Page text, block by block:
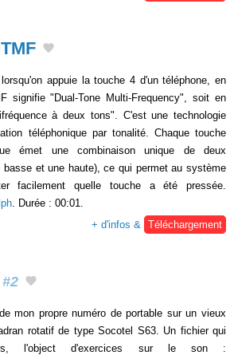
appuie la touche 4 d'un téléphone, en
signifie "Dual-Tone Multi-Frequency", soit en
à deux tons". C'est une technologie
téléphonique par tonalité. Chaque touche
émet une combinaison unique de deux
basse et une haute), ce qui permet au système
facilement quelle touche a été pressée.
. Durée : 00:01.
+ d'infos & Téléchargement
mon propre numéro de portable sur un vieux
rotatif de type Socotel S63. Un fichier qui
l'object d'exercices sur le son :